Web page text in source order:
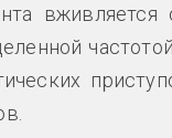
вживляется